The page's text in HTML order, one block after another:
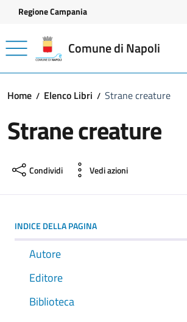
Vai ai contenuti
Vai al footer
Regione Campania
Comune di Napoli
Home Elenco Libri Strane creature
Strane creature
Condividi Vedi azioni
INDICE DELLA PAGINA
Autore
Editore
Biblioteca